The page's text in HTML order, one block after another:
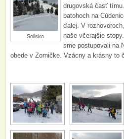
Solisko
drugovská časť
batohoch na
ďalej. V
naše včerajšie
sme postupovali na
obede v Zorničke. Vzácny a krásny to